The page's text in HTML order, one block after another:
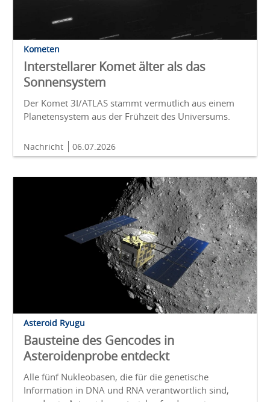
Kometen
Interstellarer Komet älter als das
Sonnensystem
Der Komet 3I/ATLAS stammt vermutlich aus einem
Planetensystem aus der Frühzeit des Universums.
Nachricht 06.07.2026
Asteroid Ryugu
Bausteine des Gencodes in
Asteroidenprobe entdeckt
Alle fünf Nukleobasen, die für die genetische
Information in DNA und RNA verantwortlich sind,